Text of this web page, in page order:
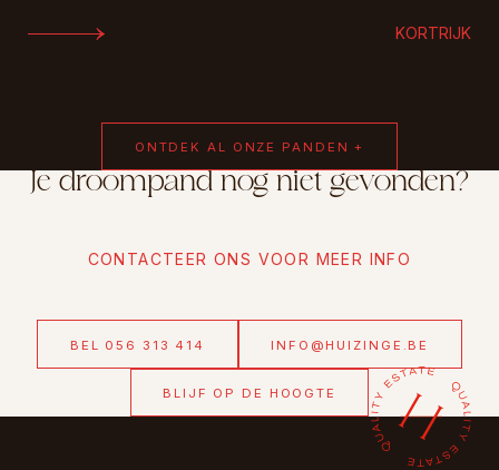
KORTRIJK
ONTDEK AL ONZE PANDEN +
Je droompand nog niet gevonden?
CONTACTEER ONS VOOR MEER INFO
BEL 056 313 414 INFO@HUIZINGE.BE
BLIJF OP DE HOOGTE